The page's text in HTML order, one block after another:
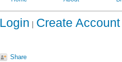
Login Create Account
Share